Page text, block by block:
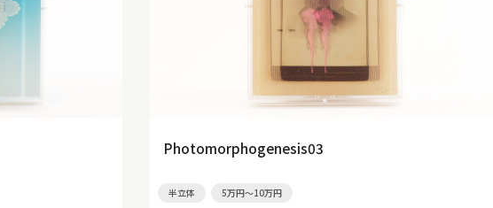
Photomorphogenesis03
半立体 5万円～10万円